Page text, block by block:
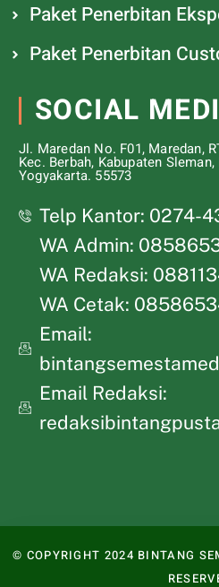
Paket Penerbitan
Paket Penerbitan
SOCIAL
Jl. Maredan No. F01, Maredan,
Kec. Berbah, Kabupaten
Yogyakarta. 55573
Telp Kantor: 0274-
WA Admin:
WA Redaksi:
WA Cetak:
Email:
Email Redaksi:
© COPYRIGHT 2024 BINTANG